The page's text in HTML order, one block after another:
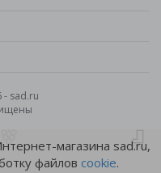
- sad.ru
магазина sad.ru,
файлов cookie.